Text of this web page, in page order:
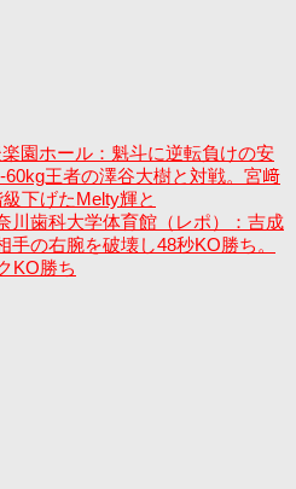
園ホール：魁斗に逆転負けの安
王者の澤谷大樹と対戦。宮﨑
下げたMelty輝と
川歯科大学体育館（レポ）：吉成
の右腕を破壊し48秒KO勝ち。
KO勝ち